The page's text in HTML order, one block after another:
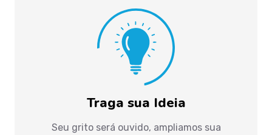
Traga sua Ideia
Seu grito será ouvido, ampliamos sua